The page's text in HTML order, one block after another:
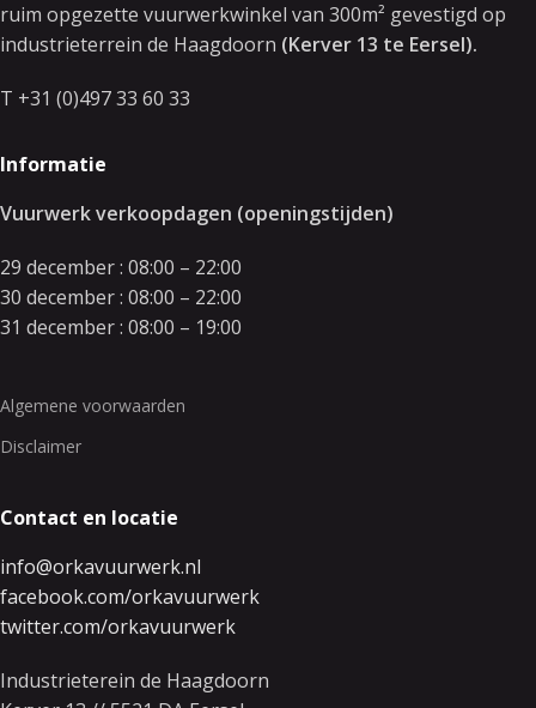
ruim opgezette vuurwerkwinkel van 300m² gevestigd op
industrieterrein de Haagdoorn (Kerver 13 te Eersel).
T +31 (0)497 33 60 33
Informatie
Vuurwerk verkoopdagen (openingstijden)
29 december : 08:00 – 22:00
30 december : 08:00 – 22:00
31 december : 08:00 – 19:00
Algemene voorwaarden
Disclaimer
Contact en locatie
info@orkavuurwerk.nl
facebook.com/orkavuurwerk
twitter.com/orkavuurwerk
Industrieterein de Haagdoorn